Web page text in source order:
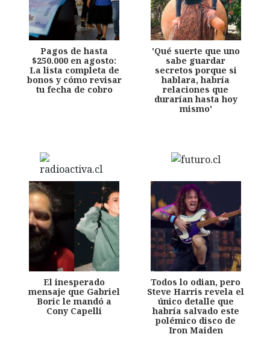
Pagos de hasta
$250.000 en agosto:
La lista completa de
bonos y cómo revisar
tu fecha de cobro
'Qué suerte que uno
sabe guardar
secretos porque si
hablara, habría
relaciones que
durarían hasta hoy
mismo'
El inesperado
mensaje que Gabriel
Boric le mandó a
Cony Capelli
Todos lo odian, pero
Steve Harris revela el
único detalle que
habría salvado este
polémico disco de
Iron Maiden